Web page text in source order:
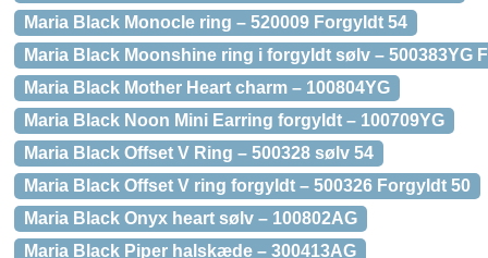
Maria Black Monocle ring – 520009 Forgyldt 54
Maria Black Moonshine ring i forgyldt sølv – 500383YG
Maria Black Mother Heart charm – 100804YG
Maria Black Noon Mini Earring forgyldt – 100709YG
Maria Black Offset V Ring – 500328 sølv 54
Maria Black Offset V ring forgyldt – 500326 Forgyldt 50
Maria Black Onyx heart sølv – 100802AG
Maria Black Piper halskæde – 300413AG